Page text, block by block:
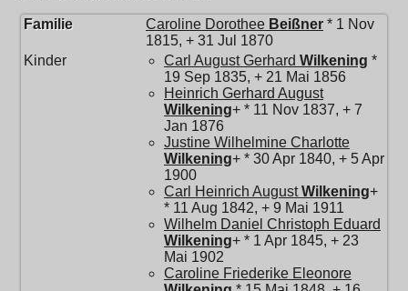
Familie Caroline Dorothee Beißner * 1 Nov
1815, + 31 Jul 1870
Kinder
Carl August Gerhard Wilkening *
19 Sep 1835, + 21 Mai 1856
Heinrich Gerhard August
Wilkening+ * 11 Nov 1837, + 7
Jan 1876
Justine Wilhelmine Charlotte
Wilkening+ * 30 Apr 1840, + 5 Apr
1900
Carl Heinrich August Wilkening+
* 11 Aug 1842, + 9 Mai 1911
Wilhelm Daniel Christoph Eduard
Wilkening+ * 1 Apr 1845, + 23
Mai 1902
Caroline Friederike Eleonore